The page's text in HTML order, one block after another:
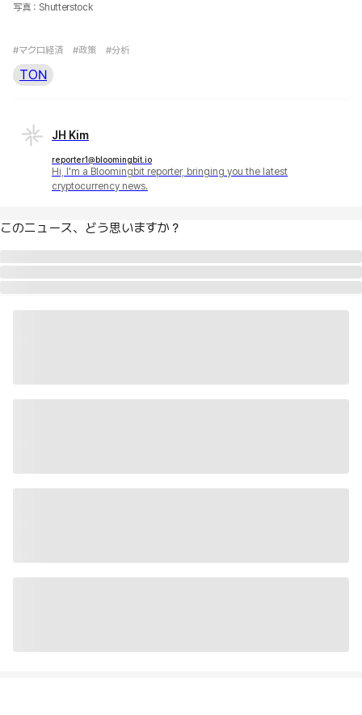
写真：Shutterstock
#マクロ経済 #政策 #分析
TON
JH Kim
reporter1@bloomingbit.io
Hi, I'm a Bloomingbit reporter, bringing you the latest
cryptocurrency news.
このニュース、どう思いますか？